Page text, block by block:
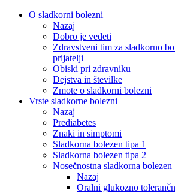
O sladkorni bolezni
Nazaj
Dobro je vedeti
Zdravstveni tim za sladkorno
prijatelji
Obiski pri zdravniku
Dejstva in številke
Zmote o sladkorni bolezni
Vrste sladkorne bolezni
Nazaj
Prediabetes
Znaki in simptomi
Sladkorna bolezen tipa 1
Sladkorna bolezen tipa 2
Nosečnostna sladkorna bolezen
Nazaj
Oralni glukozno